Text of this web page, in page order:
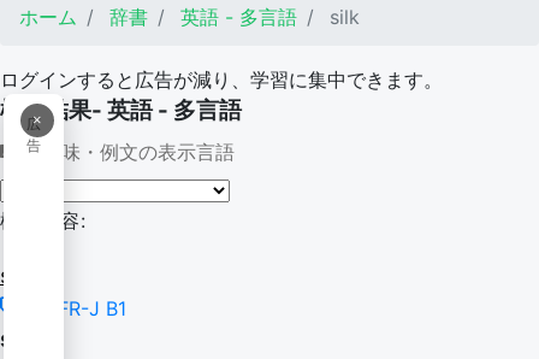
ホーム
辞書 英語 - 多言語 silk
ログインすると広告が減り、学習に集中できます。
×
広
告
検索結果- 英語 - 多言語
意味・例文の表示言語
検索内容:
silk
CEFR-J B1
silk